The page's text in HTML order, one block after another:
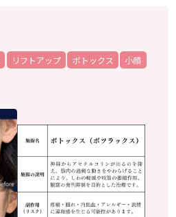
リフトアップ ボトックス
小顔